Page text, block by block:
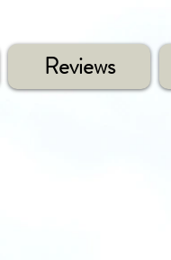
Reviews